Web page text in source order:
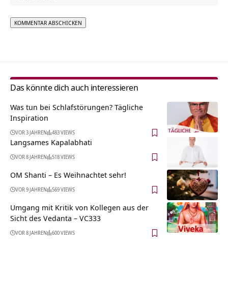
Das könnte dich auch interessieren
Was tun bei Schlafstörungen? Tägliche
Inspiration
VOR 3 JAHREN 483 VIEWS
Langsames Kapalabhati
VOR 8 JAHREN 518 VIEWS
OM Shanti – Es Weihnachtet sehr!
VOR 9 JAHREN 569 VIEWS
Umgang mit Kritik von Kollegen aus der
Sicht des Vedanta – VC333
VOR 8 JAHREN 600 VIEWS